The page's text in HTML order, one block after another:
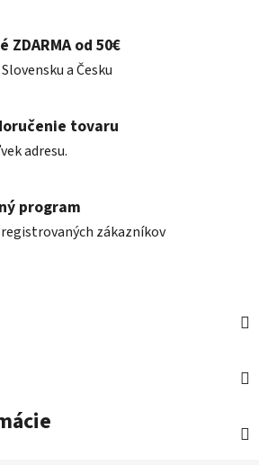
ZDARMA od 50€
a Česku
tovaru
adresu.
program
zákazníkov